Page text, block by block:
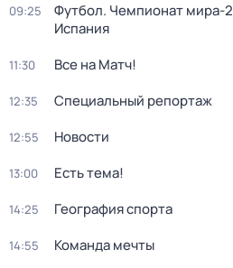
09:25
Футбол. Чемпионат мира-
Испания
11:30 Все на Матч!
12:35 Специальный репортаж
12:55 Новости
13:00 Есть тема!
14:25 География спорта
14:55 Команда мечты